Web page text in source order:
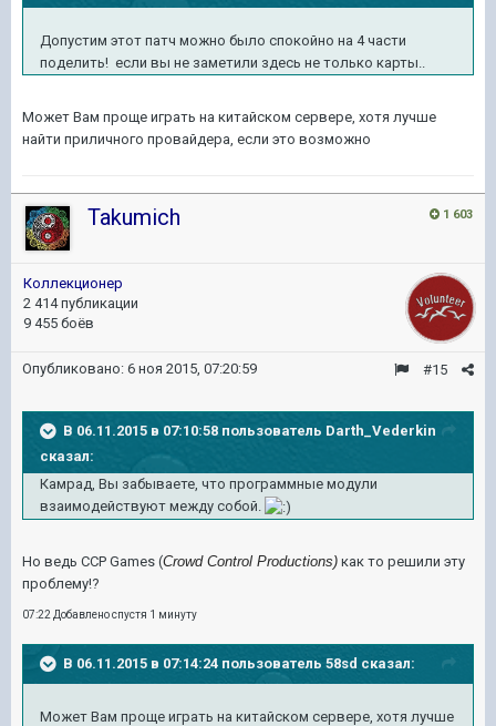
Допустим этот патч можно было спокойно на 4 части
поделить! если вы не заметили здесь не только карты..
Может Вам проще играть на китайском сервере, хотя лучше
найти приличного провайдера, если это возможно
1 603
Takumich
Коллекционер
2 414 публикации
9 455 боёв
#15
Опубликовано: 6 ноя 2015, 07:20:59
В 06.11.2015 в 07:10:58 пользователь Darth_Vederkin
сказал:
Камрад, Вы забываете, что программные модули
взаимодействуют между собой.
Но ведь CCP Games (Crowd Control Productions) как то решили эту
проблему!?
07:22 Добавлено спустя 1 минуту
В 06.11.2015 в 07:14:24 пользователь 58sd сказал:
Может Вам проще играть на китайском сервере, хотя лучше